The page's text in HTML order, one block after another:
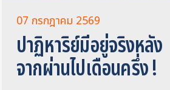
07 กรกฎาคม 2569
ปาฏิหาริย์มีอยู่จริงหลัง
จากผ่านไปเดือนครึ่ง !